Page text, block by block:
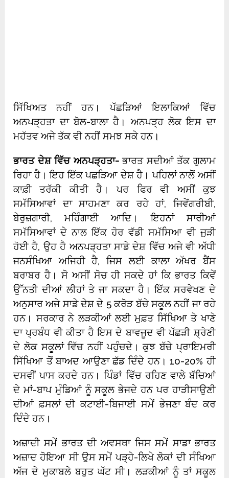
ਸਿੱਖਿਅਤ ਨਹੀਂ ਹਨ। ਪੱਛੜਿਆਂ ਇਲਾਕਿਆਂ ਵਿੱਚ
ਅਨਪੜ੍ਹਤਾ ਦਾ ਬੋਲ-ਬਾਲਾ ਹੈ। ਅਨਪੜ੍ਹ ਲੋਕ ਇਸ ਦਾ
ਮਹੱਤਵ ਅਜੇ ਤੱਕ ਵੀ ਨਹੀਂ ਸਮਝ ਸਕੇ ਹਨ।
ਭਾਰਤ ਦੇਸ਼ ਵਿੱਚ ਅਨਪੜ੍ਹਤਾ-ਭਾਰਤ ਸਦੀਆਂ ਤੱਕ ਗੁਲਾਮ
ਰਿਹਾ ਹੈ। ਇਹ ਇੱਕ ਪਛੜਿਆ ਦੇਸ਼ ਹੈ। ਪਹਿਲਾਂ ਨਾਲੋਂ ਅਸੀਂ
ਕਾਫ਼ੀ ਤਰੱਕੀ ਕੀਤੀ ਹੈ। ਪਰ ਫਿਰ ਵੀ ਅਸੀਂ ਕੁਝ
ਸਮੱਸਿਆਵਾਂ ਦਾ ਸਾਹਮਣਾ ਕਰ ਰਹੇ ਹਾਂ, ਜਿਵੇਂਗਰੀਬੀ,
ਬੇਰੁਜ਼ਗਾਰੀ, ਮਹਿੰਗਾਈ ਆਦਿ। ਇਹਨਾਂ ਸਾਰੀਆਂ
ਸਮੱਸਿਆਵਾਂ ਦੇ ਨਾਲ ਇੱਕ ਹੋਰ ਵੱਡੀ ਸਮੱਸਿਆ ਵੀ ਜੁੜੀ
ਹੋਈ ਹੈ, ਉਹ ਹੈ ਅਨਪੜ੍ਹਤਾ ਸਾਡੇ ਦੇਸ਼ ਵਿੱਚ ਅਜੇ ਵੀ ਅੱਧੀ
ਜਨਸੰਖਿਆ ਅਜਿਹੀ ਹੈ, ਜਿਸ ਲਈ ਕਾਲਾ ਅੱਖਰ ਬੈਂਸ
ਬਰਾਬਰ ਹੈ। ਸੋ ਅਸੀਂ ਸੋਚ ਹੀ ਸਕਦੇ ਹਾਂ ਕਿ ਭਾਰਤ ਕਿਵੇਂ
ਉੱਨਤੀ ਦੀਆਂ ਲੀਹਾਂ ਤੇ ਜਾ ਸਕਦਾ ਹੈ। ਇੱਕ ਸਰਵੇਖਣ ਦੇ
ਅਨੁਸਾਰ ਅਜੇ ਸਾਡੇ ਦੇਸ਼ ਦੇ 5 ਕਰੋੜ ਬੱਚੇ ਸਕੂਲ ਨਹੀਂ ਜਾ ਰਹੇ
ਹਨ। ਸਰਕਾਰ ਨੇ ਲੜਕੀਆਂ ਲਈ ਮੁਫ਼ਤ ਸਿੱਖਿਆ ਤੇ ਖਾਣੇ
ਦਾ ਪ੍ਰਬੰਧ ਵੀ ਕੀਤਾ ਹੈ ਇਸ ਦੇ ਬਾਵਜੂਦ ਵੀ ਪੱਛੜੀ ਸ਼੍ਰੇਣੀ
ਦੇ ਲੋਕ ਸਕੂਲਾਂ ਵਿੱਚ ਨਹੀਂ ਪਹੁੰਚਦੇ। ਕੁਝ ਬੱਚੇ ਪ੍ਰਾਇਮਰੀ
ਸਿੱਖਿਆ ਤੋਂ ਬਾਅਦ ਆਉਣਾ ਛੱਡ ਦਿੰਦੇ ਹਨ। 10-20% ਹੀ
ਦਸਵੀਂ ਪਾਸ ਕਰਦੇ ਹਨ। ਪਿੰਡਾਂ ਵਿੱਚ ਰਹਿਣ ਵਾਲੇ ਬੱਚਿਆਂ
ਦੇ ਮਾਂ-ਬਾਪ ਮੁੰਡਿਆਂ ਨੂੰ ਸਕੂਲ ਭੇਜਦੇ ਹਨ ਪਰ ਹਾੜੀਸਾਉਣੀ
ਦੀਆਂ ਫ਼ਸਲਾਂ ਦੀ ਕਟਾਈ-ਬਿਜਾਈ ਸਮੇਂ ਭੇਜਣਾ ਬੰਦ ਕਰ
ਦਿੰਦੇ ਹਨ।
ਅਜ਼ਾਦੀ ਸਮੇਂ ਭਾਰਤ ਦੀ ਅਵਸਥਾ ਜਿਸ ਸਮੇਂ ਸਾਡਾ ਭਾਰਤ
ਅਜ਼ਾਦ ਹੋਇਆ ਸੀ ਉਸ ਸਮੇਂ ਪੜ੍ਹੇ-ਲਿਖੇ ਲੋਕਾਂ ਦੀ ਸੰਖਿਆ
ਅੱਜ ਦੇ ਮੁਕਾਬਲੇ ਬਹੁਤ ਘੱਟ ਸੀ। ਲੜਕੀਆਂ ਨੂੰ ਤਾਂ ਸਕੂਲ